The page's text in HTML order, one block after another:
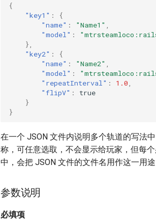
{
"key1" :
{
"name" : "Name1"
"model" :
},
"key2" :
{
"name" : "Name2"
"model" :
"repeatInterval" : 1.0
"flipV" :
true
}
}
在一个 JSON 文件内说明多个轨道的写法中
称，可任意选取，不会显示给玩家，但每
中，会把 JSON 文件的文件名用作这一用途
参数说明
必填项